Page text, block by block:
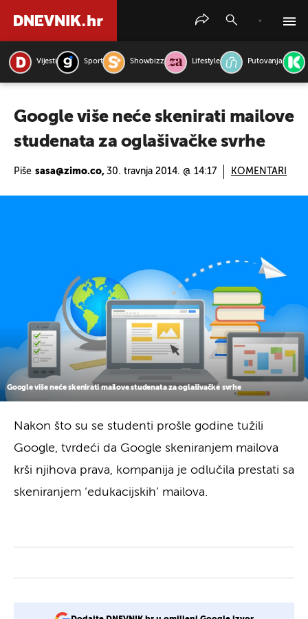
Vijesti Sport Showbizz Lifestyle Putovanja
Google više neće skenirati mailove
studenata za oglašivačke svrhe
Piše sasa@zimo.co, 30. travnja 2014. @ 14:17 KOMENTARI
Google više neće skenirati mailove studenata za oglašivačke svrhe
Nakon što su se studenti prošle godine tužili
Google, tvrdeći da Google skeniranjem mailova
krši njihova prava, kompanija je odlučila prestati sa
skeniranjem ‘edukacijskih’ mailova.
PRETRAŽITE VIJESTI